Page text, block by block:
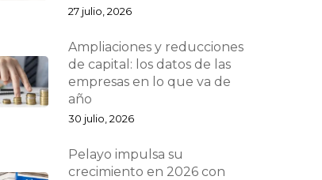
27 julio, 2026
Ampliaciones y reducciones
de capital: los datos de las
empresas en lo que va de
año
30 julio, 2026
Pelayo impulsa su
crecimiento en 2026 con